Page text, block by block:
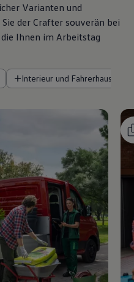
Varianten und
der Crafter souverän bei
Ihnen im Arbeitstag
Interieur und Fahrerhaus (3)